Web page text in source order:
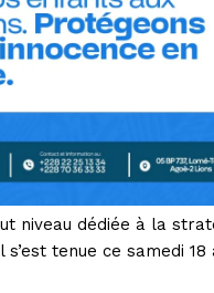
niveau dédiée à la
tenue ce samedi 18